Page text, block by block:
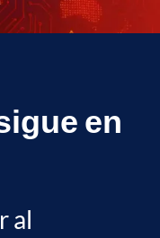
en
al